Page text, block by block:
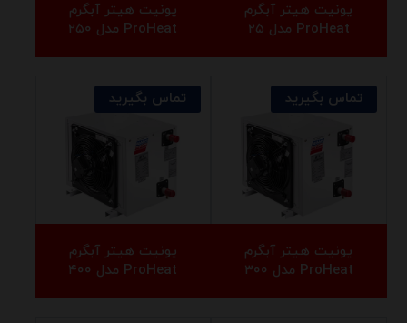
یونیت هیتر آبگرم
ProHeat مدل ۲۵
یونیت هیتر آبگرم
ProHeat مدل ۲۵۰
یونیت هیتر آبگرم
ProHeat مدل ۳۰۰
تماس بگیرید
یونیت هیتر آبگرم
ProHeat مدل ۴۰۰
تماس بگیرید